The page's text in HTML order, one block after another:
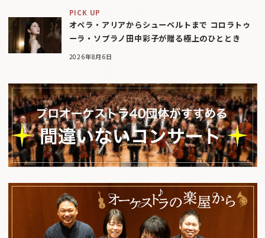
PICK UP
オペラ・アリアからシューベルトまで コロラトゥ
ーラ・ソプラノ田中彩子が贈る極上のひととき
2026年8月6日